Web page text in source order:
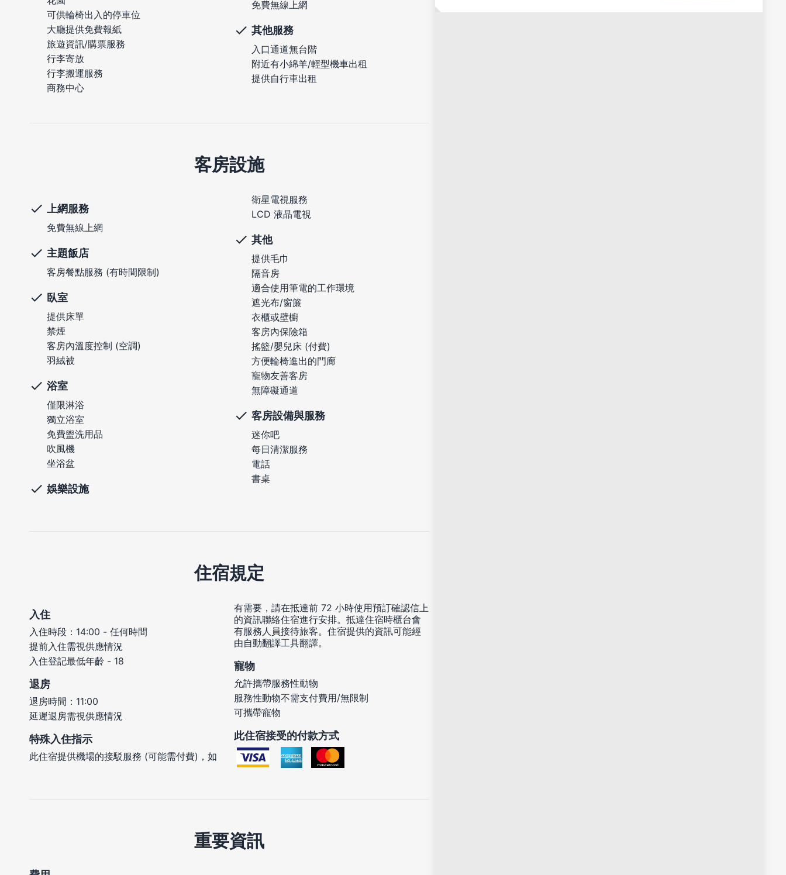
可供輪椅出入的停車位
大廳提供免費報紙
旅遊資訊/購票服務
行李寄放
行李搬運服務
商務中心
免費無線上網
其他服務
入口通道無台階
附近有小綿羊/輕型機車出租
提供自行車出租
客房設施
上網服務
免費無線上網
主題飯店
客房餐點服務 (有時間限制)
臥室
提供床單
禁煙
客房內溫度控制 (空調)
羽絨被
浴室
僅限淋浴
獨立浴室
免費盥洗用品
吹風機
坐浴盆
娛樂設施
衛星電視服務
LCD 液晶電視
其他
提供毛巾
隔音房
適合使用筆電的工作環境
遮光布/窗簾
衣櫃或壁櫥
客房內保險箱
搖籃/嬰兒床 (付費)
方便輪椅進出的門廊
寵物友善客房
無障礙通道
客房設備與服務
迷你吧
每日清潔服務
電話
書桌
住宿規定
入住
入住時段：14:00 - 任何時間
提前入住需視供應情況
入住登記最低年齡 - 18
退房
退房時間：11:00
延遲退房需視供應情況
特殊入住指示
此住宿提供機場的接駁服務 (可能需付費)，如
有需要，請在抵達前 72 小時使用預訂確認信上
的資訊聯絡住宿進行安排。抵達住宿時櫃台會
有服務人員接待旅客。住宿提供的資訊可能經
由自動翻譯工具翻譯。
寵物
允許攜帶服務性動物
服務性動物不需支付費用/無限制
可攜帶寵物
此住宿接受的付款方式
重要資訊